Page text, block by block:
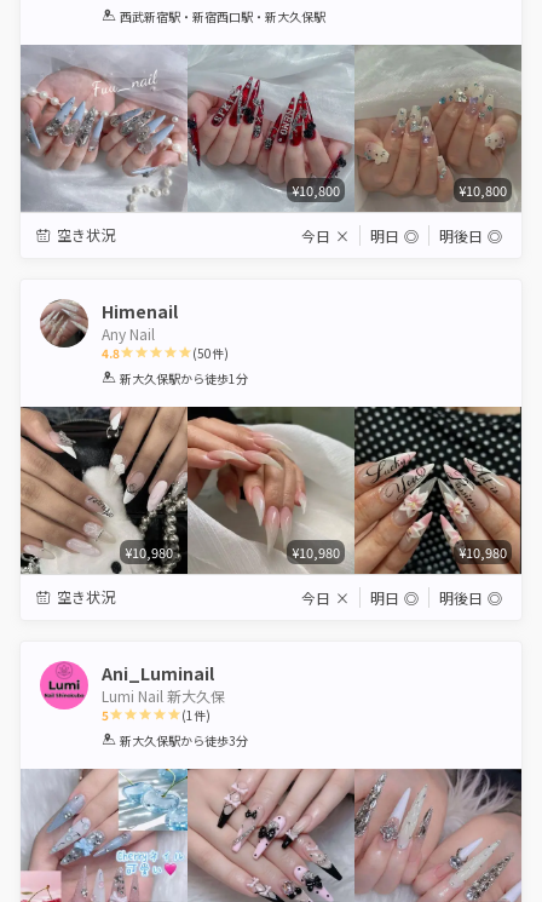
1 2 3 4 5
西武新宿駅・新宿西口駅・新大久保駅
¥10,800 ¥10,800
空き状況 今日 × 明日 ◎ 明後日 ◎
Himenail
Any Nail
4.8
1 2 3 4 5
(50件)
新大久保駅から徒歩1分
¥10,980 ¥10,980 ¥10,980
空き状況 今日 × 明日 ◎ 明後日 ◎
Ani_Luminail
Lumi Nail 新大久保
5
1 2 3 4 5
(1件)
新大久保駅から徒歩3分